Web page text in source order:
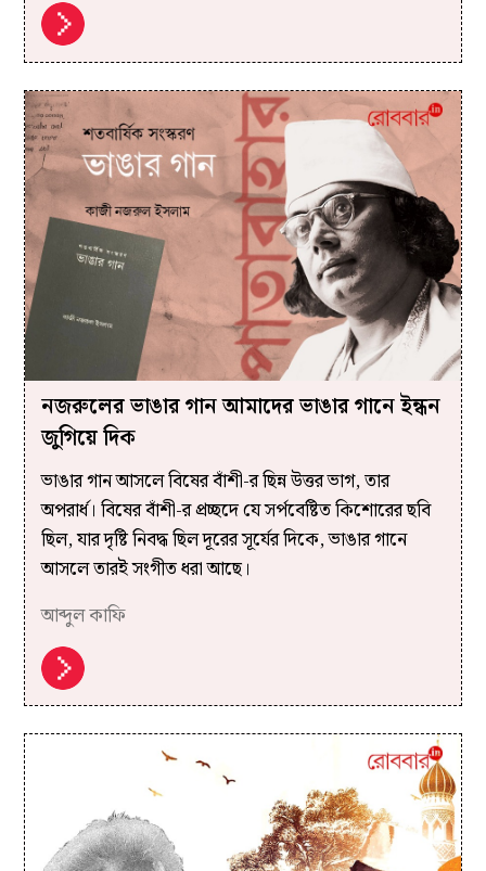
নজরুলের ভাঙার গান আমাদের ভাঙার গানে ইন্ধন
জুগিয়ে দিক
ভাঙার গান আসলে বিষের বাঁশী-র ছিন্ন উত্তর ভাগ, তার
অপরার্ধ। বিষের বাঁশী-র প্রচ্ছদে যে সর্পবেষ্টিত কিশোরের ছবি
ছিল, যার দৃষ্টি নিবদ্ধ ছিল দূরের সূর্যের দিকে, ভাঙার গানে
আসলে তারই সংগীত ধরা আছে।
আব্দুল কাফি